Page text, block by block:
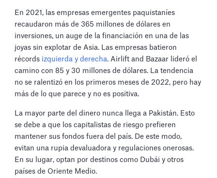
En 2021, las empresas emergentes paquistaníes
recaudaron más de 365 millones de dólares en
inversiones, un auge de la financiación en una de las
joyas sin explotar de Asia. Las empresas batieron
récords izquierda y derecha. Airlift and Bazaar lideró el
camino con 85 y 30 millones de dólares. La tendencia
no se ralentizó en los primeros meses de 2022, pero hay
más de lo que parece y no es positiva.
La mayor parte del dinero nunca llega a Pakistán. Esto
se debe a que los capitalistas de riesgo prefieren
mantener sus fondos fuera del país. De este modo,
evitan una rupia devaluadora y regulaciones onerosas.
En su lugar, optan por destinos como Dubái y otros
países de Oriente Medio.